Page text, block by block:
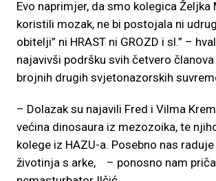
Evo naprimjer, da smo kolegica Željka
koristili mozak, ne bi postojala ni
obitelji” ni HRAST ni GROZD i sl.” –
najavivši podršku svih četvero
brojnih drugih svjetonazorskih
– Dolazak su najavili Fred i Vilma
većina dinosaura iz mezozoika, te
kolege iz HAZU-a. Posebno nas
životinja s arke, – ponosno nam priča